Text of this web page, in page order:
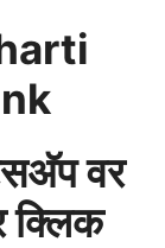
वर
क्लिक